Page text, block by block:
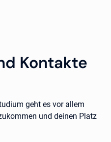
Kontakte
geht es vor allem
und deinen Platz